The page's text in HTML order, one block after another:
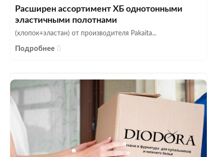
Расширен ассортимент ХБ однотонными
эластичными полотнами
(хлопок+эластан) от производителя Pakaita...
Подробнее